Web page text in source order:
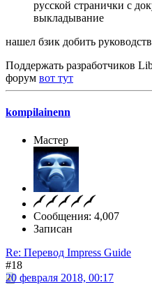
русской странички с
выкладывание
нашел бзик добить
Поддержать разработчиков
форум вот тут
kompilainenn
Мастер
Сообщения: 4,007
Записан
Re: Перевод Impress Guide
#18
20 февраля 2018, 00:17